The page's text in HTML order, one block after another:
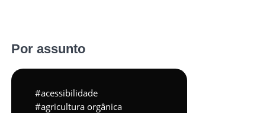
Por assunto
acessibilidade
agricultura orgânica